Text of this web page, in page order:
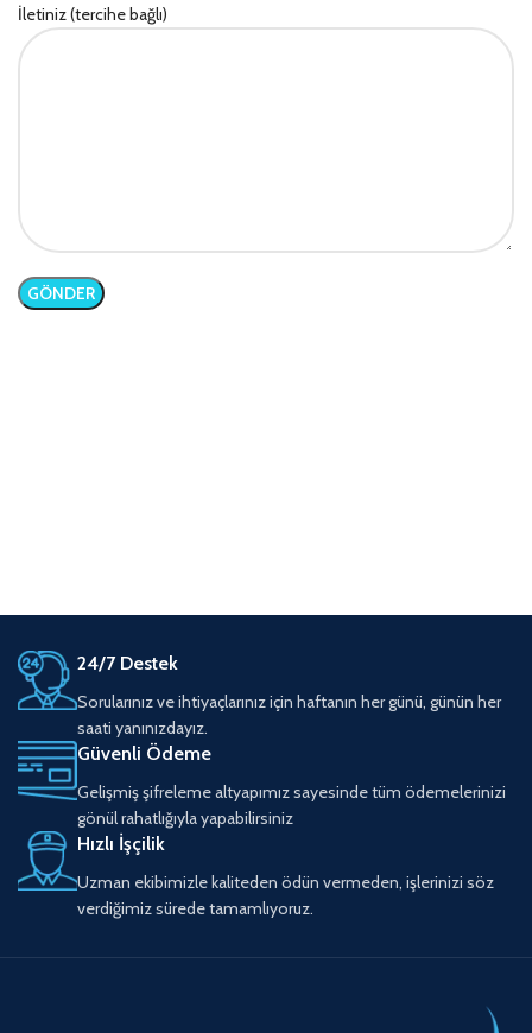
İletiniz (tercihe bağlı)
24/7 Destek
Sorularınız ve ihtiyaçlarınız için haftanın her günü, günün her
saati yanınızdayız.
Güvenli Ödeme
Gelişmiş şifreleme altyapımız sayesinde tüm ödemelerinizi
gönül rahatlığıyla yapabilirsiniz
Hızlı İşçilik
Uzman ekibimizle kaliteden ödün vermeden, işlerinizi söz
verdiğimiz sürede tamamlıyoruz.